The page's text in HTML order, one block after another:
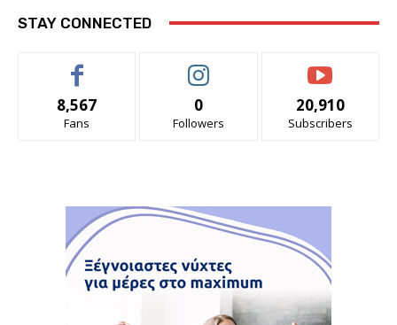
STAY CONNECTED
8,567
Fans
0
Followers
20,910
Subscribers